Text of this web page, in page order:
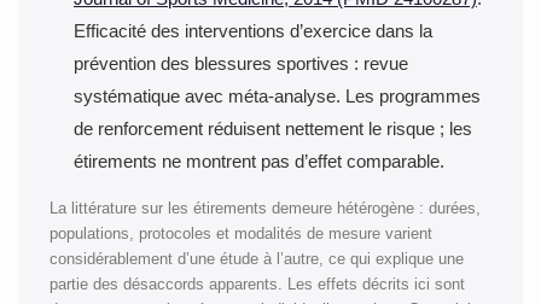
Efficacité des interventions d’exercice dans la
prévention des blessures sportives : revue
systématique avec méta-analyse. Les programmes
de renforcement réduisent nettement le risque ; les
étirements ne montrent pas d’effet comparable.
La littérature sur les étirements demeure hétérogène : durées,
populations, protocoles et modalités de mesure varient
considérablement d’une étude à l’autre, ce qui explique une
partie des désaccords apparents. Les effets décrits ici sont